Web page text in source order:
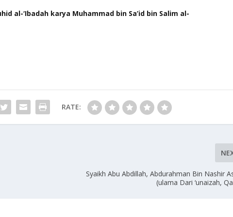
al-‘Ibadah karya Muhammad bin Sa’id bin Salim al-
RATE:
Syaikh Abu Abdillah, Abdurahman Bin Nashir
(ulama Dari ‘unaizah,